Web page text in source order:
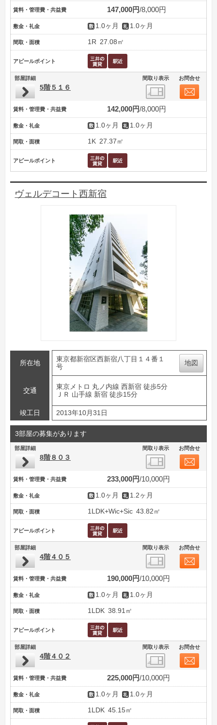
賃料・管理費・共益費 147,000円 8,000円
敷金・礼金 1.0ヶ月 1.0ヶ月
間取・面積 1R 27.08㎡
アピールポイント
部屋詳細 間取り表示 お問合せ
5階５１６
賃料・管理費・共益費 142,000円 8,000円
敷金・礼金 1.0ヶ月 1.0ヶ月
間取・面積 1K 27.37㎡
アピールポイント
ヴェルデコート西新宿
所在地
東京都新宿区西新宿八丁目１４番１
号
地図
交通
東京メトロ 丸ノ内線 西新宿 徒歩5分
ＪＲ 山手線 新宿 徒歩15分
竣工日 2013年10月31日
3部屋の募集があります
部屋詳細 間取り表示 お問合せ
8階８０３
賃料・管理費・共益費 233,000円 10,000円
敷金・礼金 1.0ヶ月 1.2ヶ月
間取・面積 1LDK+Wic+Sic 43.82㎡
アピールポイント
部屋詳細 間取り表示 お問合せ
4階４０５
賃料・管理費・共益費 190,000円 10,000円
敷金・礼金 1.0ヶ月 1.0ヶ月
間取・面積 1LDK 38.91㎡
アピールポイント
部屋詳細 間取り表示 お問合せ
4階４０２
賃料・管理費・共益費 225,000円 10,000円
敷金・礼金 1.0ヶ月 1.0ヶ月
間取・面積 1LDK 45.15㎡